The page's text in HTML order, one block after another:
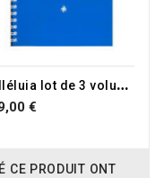
A
lléluia lot de 3 volumes
€
CE PRODUIT ONT